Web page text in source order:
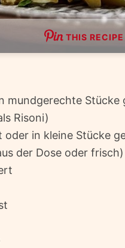
THIS RECIPE
mundgerechte Stücke
Risoni)
in kleine Stücke
der Dose oder frisch)